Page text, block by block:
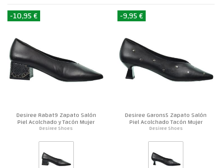
-10,95 €
Desiree Rabat9 Zapato Salón
Piel Acolchado y Tacón Mujer
Desiree Shoes
-9,95 €
Desiree Garons5 Zapato Salón
Piel Acolchado Tacón Mujer
Desiree Shoes